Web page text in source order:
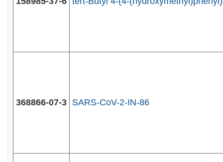
368866-07-3 SARS-CoV-2-IN-86